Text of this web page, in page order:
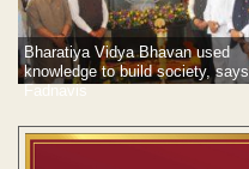
Bharatiya Vidya Bhavan used
knowledge to build society, says
Fadnavis